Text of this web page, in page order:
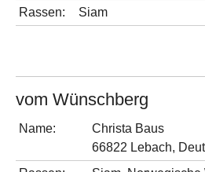
Rassen:
Siam
vom Wünschberg
Name:
Christa Baus
66822 Lebach,